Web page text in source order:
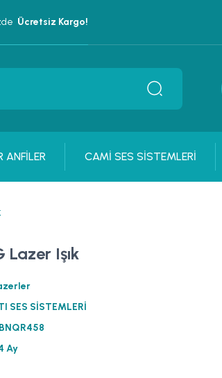
Ücretsiz Kargo!
ANFİLER CAMİ SES SİSTEMLERİ
Işık
SES SİSTEMLERİ
Ay